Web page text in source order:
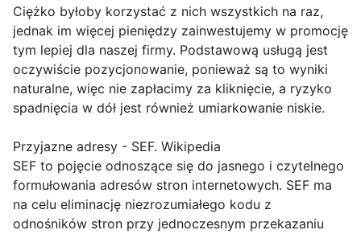
Ciężko byłoby korzystać z nich wszystkich na raz,
jednak im więcej pieniędzy zainwestujemy w promocję
tym lepiej dla naszej firmy. Podstawową usługą jest
oczywiście pozycjonowanie, ponieważ są to wyniki
naturalne, więc nie zapłacimy za kliknięcie, a ryzyko
spadnięcia w dół jest również umiarkowanie niskie.
Przyjazne adresy - SEF. Wikipedia
SEF to pojęcie odnoszące się do jasnego i czytelnego
formułowania adresów stron internetowych. SEF ma
na celu eliminację niezrozumiałego kodu z
odnośników stron przy jednoczesnym przekazaniu